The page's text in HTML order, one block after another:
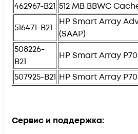
462967-B21 512 MB BBWC
516471-B21
HP Smart Array
(SAAP)
508226-
B21
HP Smart Array
507925-B21 HP Smart Array
Сервис и поддержка: